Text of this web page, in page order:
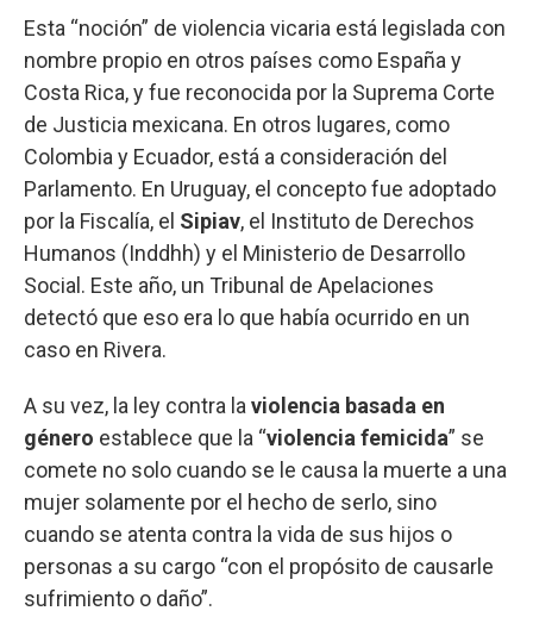
Esta “noción” de violencia vicaria está legislada con
nombre propio en otros países como España y
Costa Rica, y fue reconocida por la Suprema Corte
de Justicia mexicana. En otros lugares, como
Colombia y Ecuador, está a consideración del
Parlamento. En Uruguay, el concepto fue adoptado
por la Fiscalía, el Sipiav, el Instituto de Derechos
Humanos (Inddhh) y el Ministerio de Desarrollo
Social. Este año, un Tribunal de Apelaciones
detectó que eso era lo que había ocurrido en un
caso en Rivera.
A su vez, la ley contra la violencia basada en
género establece que la “violencia femicida” se
comete no solo cuando se le causa la muerte a una
mujer solamente por el hecho de serlo, sino
cuando se atenta contra la vida de sus hijos o
personas a su cargo “con el propósito de causarle
sufrimiento o daño”.